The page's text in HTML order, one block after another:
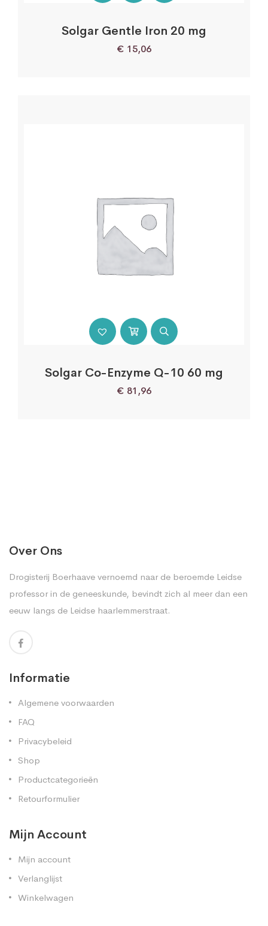
Solgar Gentle Iron 20 mg
€ 15,06
Solgar Co-Enzyme Q-10 60 mg
€ 81,96
Over Ons
Drogisterij Boerhaave vernoemd naar de beroemde Leidse
professor in de geneeskunde, bevindt zich al meer dan een
eeuw langs de Leidse haarlemmerstraat.
Informatie
Algemene voorwaarden
FAQ
Privacybeleid
Shop
Productcategorieën
Retourformulier
Mijn Account
Mijn account
Verlanglijst
Winkelwagen